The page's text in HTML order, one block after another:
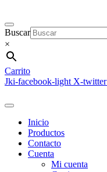
Buscar
×
Carrito
Jki-facebook-light X-twitter
Inicio
Productos
Contacto
Cuenta
Mi cuenta